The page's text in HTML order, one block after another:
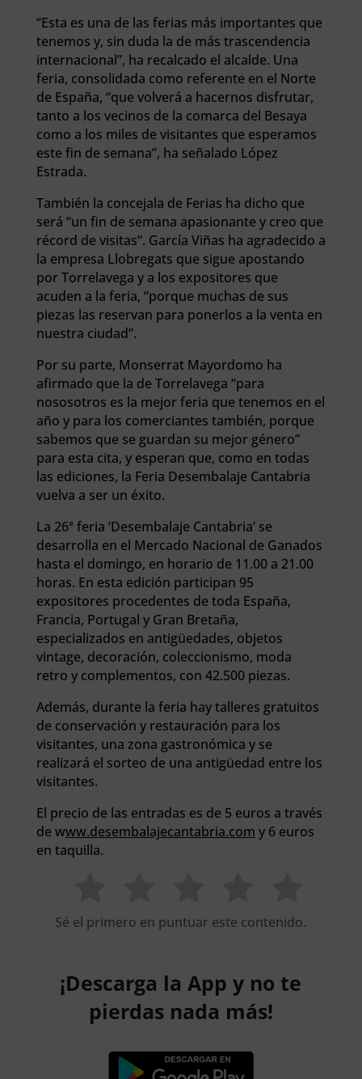
“Esta es una de las ferias más importantes que
tenemos y, sin duda la de más trascendencia
internacional”, ha recalcado el alcalde. Una
feria, consolidada como referente en el Norte
de España, “que volverá a hacernos disfrutar,
tanto a los vecinos de la comarca del Besaya
como a los miles de visitantes que esperamos
este fin de semana”, ha señalado López
Estrada.
También la concejala de Ferias ha dicho que
será “un fin de semana apasionante y creo que
récord de visitas”. García Viñas ha agradecido a
la empresa Llobregats que sigue apostando
por Torrelavega y a los expositores que
acuden a la feria, “porque muchas de sus
piezas las reservan para ponerlos a la venta en
nuestra ciudad”.
Por su parte, Monserrat Mayordomo ha
afirmado que la de Torrelavega “para
nososotros es la mejor feria que tenemos en el
año y para los comerciantes también, porque
sabemos que se guardan su mejor género”
para esta cita, y esperan que, como en todas
las ediciones, la Feria Desembalaje Cantabria
vuelva a ser un éxito.
La 26ª feria ‘Desembalaje Cantabria’ se
desarrolla en el Mercado Nacional de Ganados
hasta el domingo, en horario de 11.00 a 21.00
horas. En esta edición participan 95
expositores procedentes de toda España,
Francia, Portugal y Gran Bretaña,
especializados en antigüedades, objetos
vintage, decoración, coleccionismo, moda
retro y complementos, con 42.500 piezas.
Además, durante la feria hay talleres gratuitos
de conservación y restauración para los
visitantes, una zona gastronómica y se
realizará el sorteo de una antigüedad entre los
visitantes.
El precio de las entradas es de 5 euros a través
de www.desembalajecantabria.com y 6 euros
en taquilla.
Sé el primero en puntuar este contenido.
¡Descarga la App y no te
pierdas nada más!